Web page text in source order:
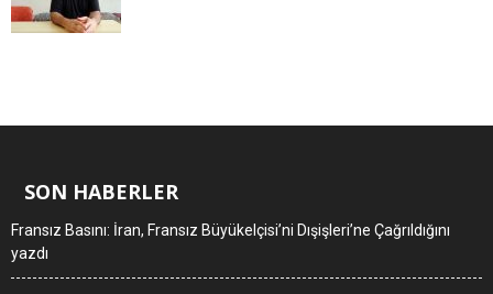
SON HABERLER
Fransız Basını: İran, Fransız Büyükelçisi’ni Dışişleri’ne Çağrıldığını
yazdı